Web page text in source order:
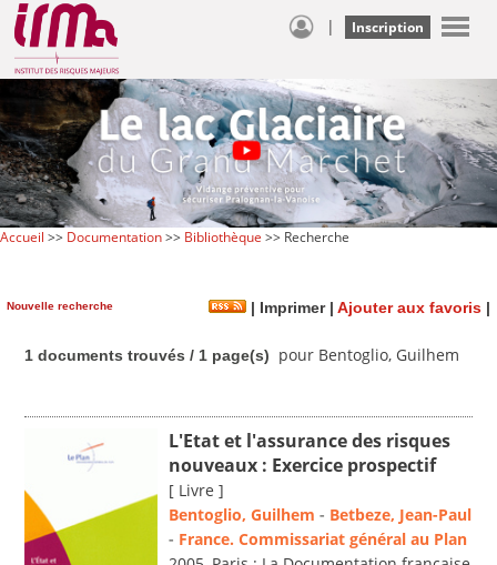
| Inscription
Accueil >> Documentation>> Bibliothèque >> Recherche
Nouvelle recherche | Imprimer| Ajouter aux favoris |
1 documents trouvés / 1 page(s) pour Bentoglio, Guilhem
L'Etat et l'assurance des risques
nouveaux : Exercice prospectif
[ Livre ]
Bentoglio, Guilhem - Betbeze, Jean-Paul
- France. Commissariat général au Plan